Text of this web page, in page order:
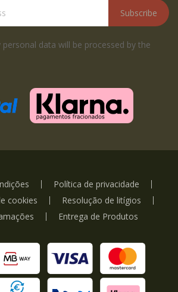
Subscribe
data will be processed by the
Política de privacidade
cookies
Resolução de litígios
Entrega de Produtos